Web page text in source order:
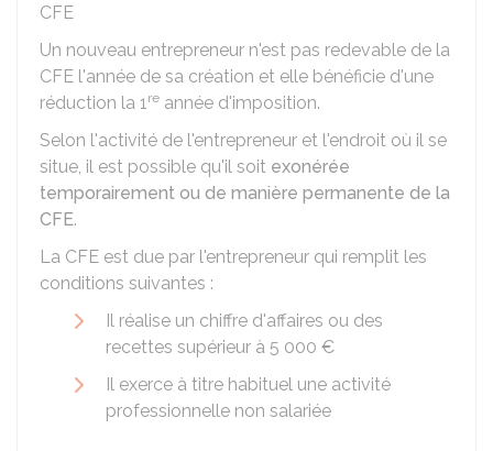
CFE
Un nouveau entrepreneur n'est pas redevable de la
CFE l'année de sa création et elle bénéficie d'une
réduction la 1re année d'imposition.
Selon l'activité de l'entrepreneur et l'endroit où il se
situe, il est possible qu'il soit exonérée
temporairement ou de manière permanente de la
CFE.
La CFE est due par l'entrepreneur qui remplit les
conditions suivantes :
Il réalise un chiffre d'affaires ou des
recettes supérieur à 5 000 €
Il exerce à titre habituel une activité
professionnelle non salariée